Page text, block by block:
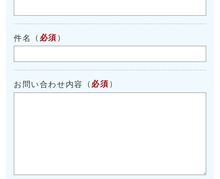
件名 （ 必須 ）
お問い合わせ内容 （ 必須 ）